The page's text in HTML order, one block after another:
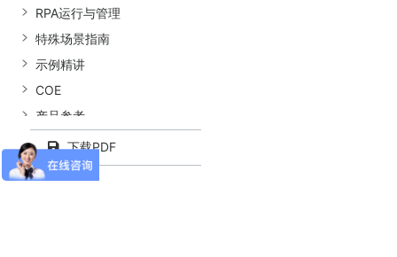
RPA运行与管理
特殊场景指南
示例精讲
COE
产品参考
信创
RPA帮助中心
下载PDF